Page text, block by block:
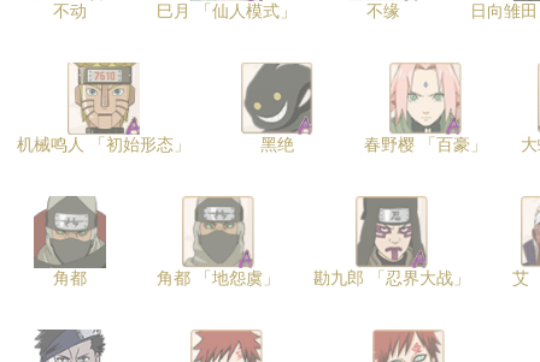
不动 巳月 「仙人模式」 不缘 日向雏
机械鸣人 「初始形态」 黑绝 春野樱 「百豪」
角都 角都 「地怨虞」 勘九郎 「忍界大战」 艾